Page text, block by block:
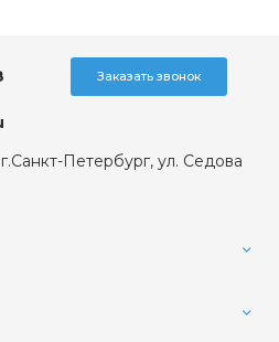
Заказать звонок
Петербург, ул. Седова